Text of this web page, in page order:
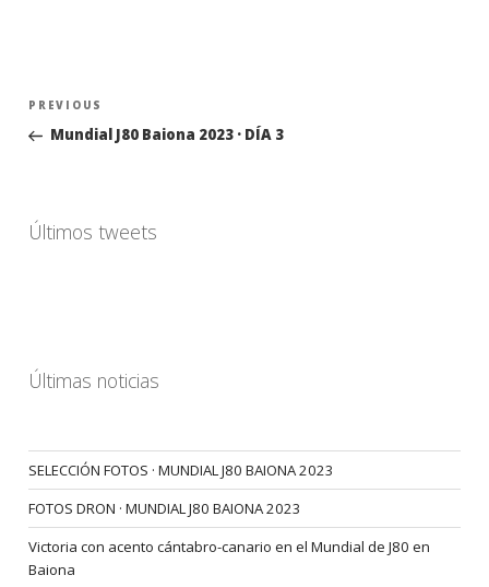
Navegación
entradas
Previous
Post
PREVIOUS
Mundial J80 Baiona 2023 · DÍA 3
Últimos tweets
Últimas noticias
SELECCIÓN FOTOS · MUNDIAL J80 BAIONA 2023
FOTOS DRON · MUNDIAL J80 BAIONA 2023
Victoria con acento cántabro-canario en el Mundial de J80 en
Baiona